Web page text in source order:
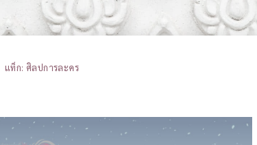
แท็ก: ศิลปการละคร